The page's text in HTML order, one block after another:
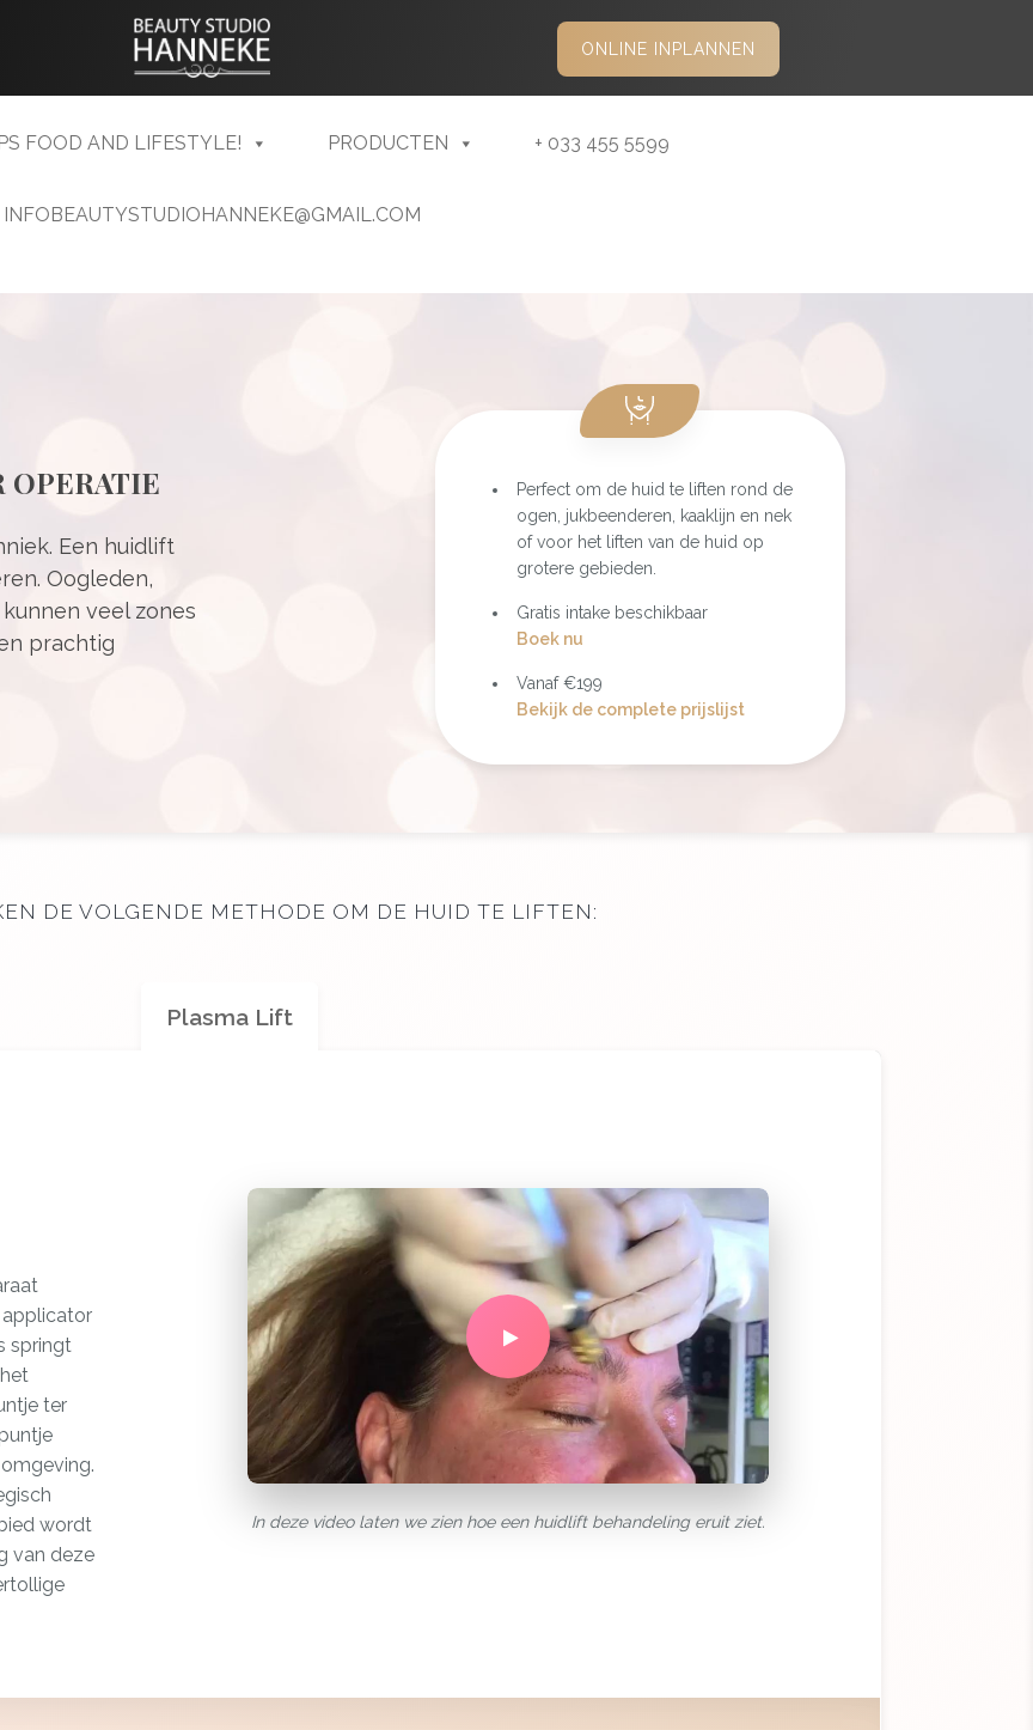
ONLINE INPLANNEN
PS FOOD AND LIFESTYLE! PRODUCTEN + 033 455 5599
INFOBEAUTYSTUDIOHANNEKE@GMAIL.COM
Een huidlift
Oogleden,
veel zones
prachtig
Perfect om de huid te liften rond de
ogen, jukbeenderen, kaaklijn en nek
of voor het liften van de huid op
grotere gebieden.
Gratis intake beschikbaar
Boek nu
Vanaf €199
Bekijk de complete prijslijst
DE VOLGENDE METHODE OM DE HUID TE LIFTEN:
Plasma Lift
applicator
springt
ter
wordt
van deze
In deze video laten we zien hoe een huidlift behandeling eruit ziet.